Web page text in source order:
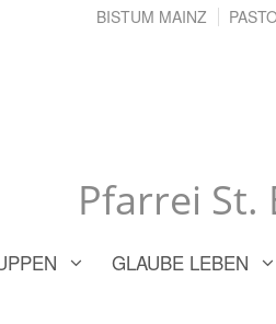
Pfarrei
BISTUM MAINZ
GLAUBE LEBEN